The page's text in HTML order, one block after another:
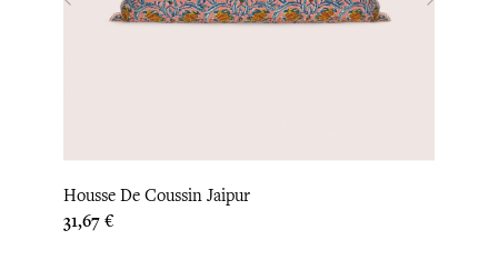
Housse De Coussin Jaipur
Prix
31,67 €